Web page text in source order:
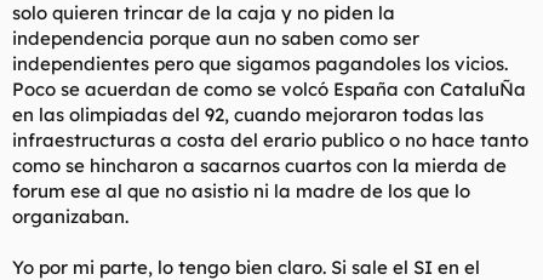
solo quieren trincar de la caja y no piden la
independencia porque aun no saben como ser
independientes pero que sigamos pagandoles los vicios.
Poco se acuerdan de como se volcó España con CataluÑa
en las olimpiadas del 92, cuando mejoraron todas las
infraestructuras a costa del erario publico o no hace tanto
como se hincharon a sacarnos cuartos con la mierda de
forum ese al que no asistio ni la madre de los que lo
organizaban.
Yo por mi parte, lo tengo bien claro. Si sale el SI en el